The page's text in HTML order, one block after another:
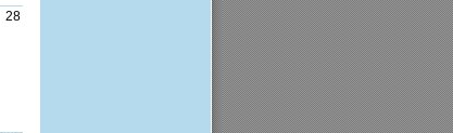
28